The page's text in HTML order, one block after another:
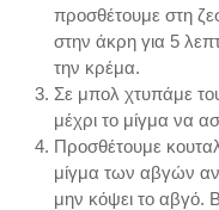
προσθέτουμε στη
στην άκρη για 5
την κρέμα.
Σε μπολ χτυπάμε
μέχρι το μίγμα να
Προσθέτουμε
μίγμα των αβγών
μην κόψει το αβγό.